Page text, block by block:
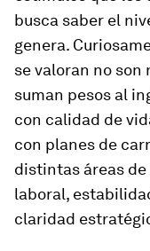
busca saber el
genera.
se valoran no
suman pesos al
con calidad de
con planes de
distintas áreas
laboral,
claridad